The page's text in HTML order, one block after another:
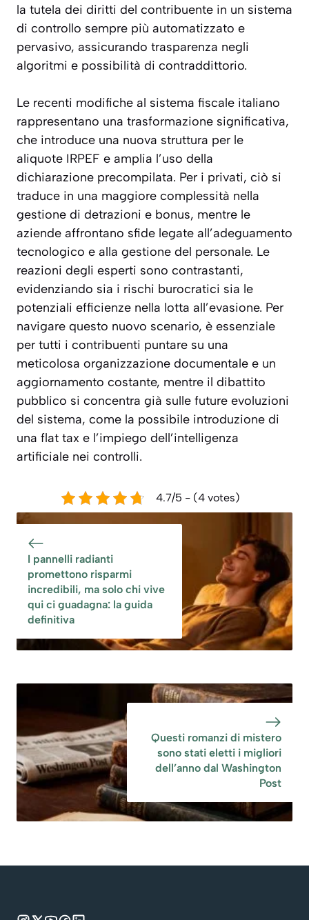
la tutela dei diritti del contribuente in un sistema
di controllo sempre più automatizzato e
pervasivo, assicurando trasparenza negli
algoritmi e possibilità di contraddittorio.
Le recenti modifiche al sistema fiscale italiano
rappresentano una trasformazione significativa,
che introduce una nuova struttura per le
aliquote IRPEF e amplia l’uso della
dichiarazione precompilata. Per i privati, ciò si
traduce in una maggiore complessità nella
gestione di detrazioni e bonus, mentre le
aziende affrontano sfide legate all’adeguamento
tecnologico e alla gestione del personale. Le
reazioni degli esperti sono contrastanti,
evidenziando sia i rischi burocratici sia le
potenziali efficienze nella lotta all’evasione. Per
navigare questo nuovo scenario, è essenziale
per tutti i contribuenti puntare su una
meticolosa organizzazione documentale e un
aggiornamento costante, mentre il dibattito
pubblico si concentra già sulle future evoluzioni
del sistema, come la possibile introduzione di
una flat tax e l’impiego dell’intelligenza
artificiale nei controlli.
4.7/5 - (4 votes)
I pannelli radianti
promettono risparmi
incredibili, ma solo chi vive
qui ci guadagna: la guida
definitiva
Questi romanzi di mistero
sono stati eletti i migliori
dell’anno dal Washington
Post